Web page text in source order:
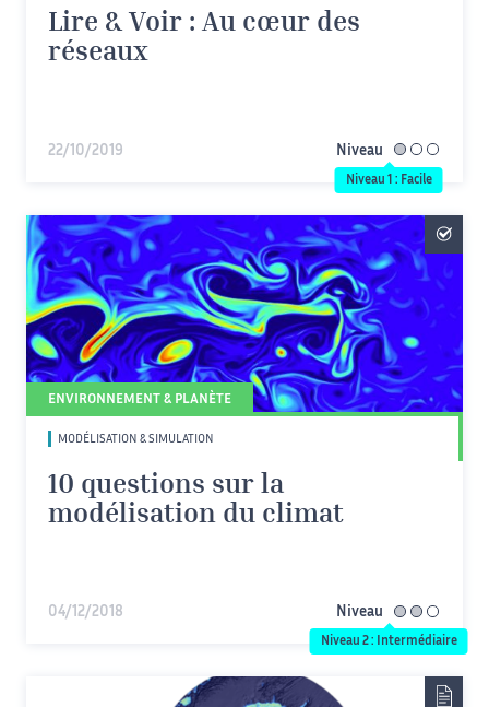
Lire & Voir : Au cœur des
réseaux
22/10/2019 Niveau facile
Niveau 1 : Facile
ENVIRONNEMENT & PLANÈTE
MODÉLISATION & SIMULATION
10 questions sur la
modélisation du climat
04/12/2018 Niveau intermédiaire
Niveau 2 : Intermédiaire